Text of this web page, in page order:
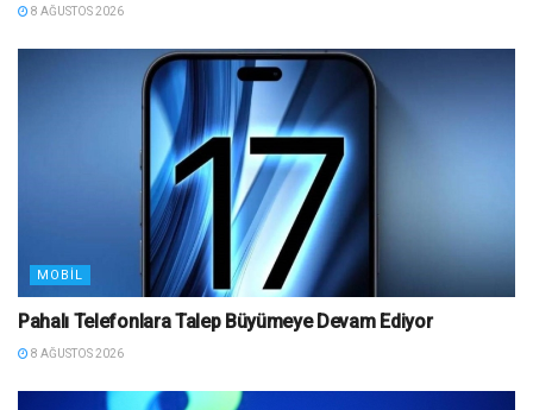
8 AĞUSTOS 2026
MOBIL
Pahalı Telefonlara Talep Büyümeye Devam Ediyor
8 AĞUSTOS 2026